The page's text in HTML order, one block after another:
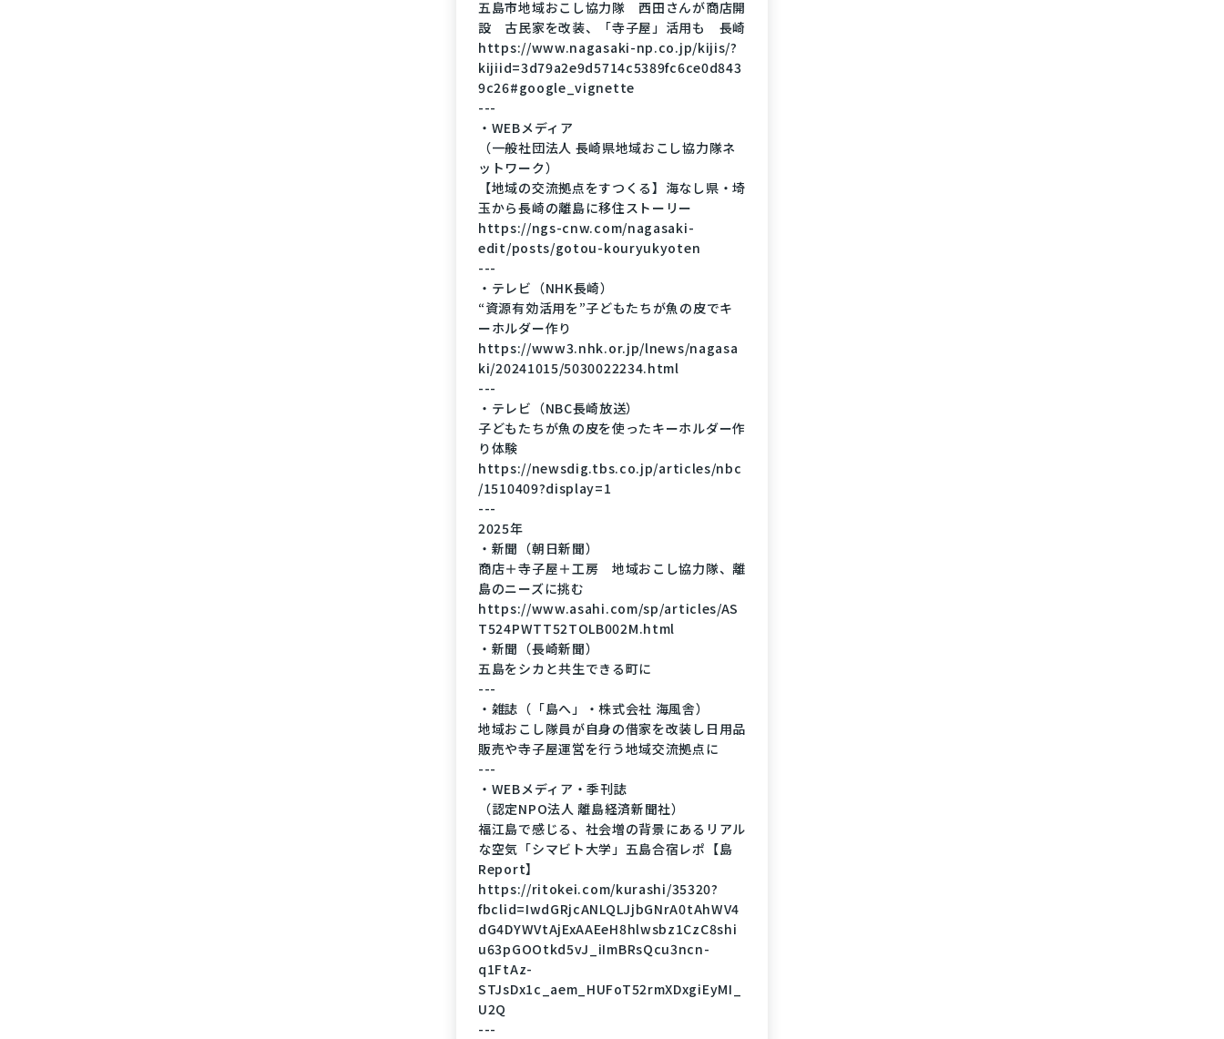
price：4,400 yen, tax included (per person)
time：30〜40 minutes
Language：Japanese or English
・Map & Access
https://maps.app.goo.gl/RCWp1EjMUmMB4w
GC7?g_st=com.google.maps.preview.copy
・please feel free to contact me.
SNS or E-mail (as below).
〈体験：海の素材を使った作品づくり〉
海でとれた素材を使って「ものづくり」してい
る工房の見学と作業を体験できます。
日程：※休みの日以外
時間：16:30〜18:00のどこか
30〜40分 4,400円（1名様あたり）
※1日1組限定。最大3名まで。
※事前ご予約制
※「体験ブース」への入室は、体験される方の
みでお願いしております。
＜小中学生向け・「寺子屋」のご案内＞
・日程：※休みの日以外
・時間：16:30〜18:00
・人数：1グループ・2〜5名で開催
・料金：1名・1回・税込1,200円
体験や見学をご希望の場合など、お気軽にお
問合せくださいませ。
※事前ご予約制
※送迎が必要な場合は、恐れ入りますが保護
＜よくあるご質問・お問合せ＞
・駐車場について
恐れ入りますが、施設に駐車場はございませ
ん。
施設から徒歩数分の公園駐車場をご案内して
おります。
※ご参考：施設から公園までの地図
https://maps.app.goo.gl/tYkukmUr4fzkekTG
9?g_st=ig
五島市地域おこし協力隊 西田さんが商店開
設 古民家を改装、「寺子屋」活用も 長崎
https://www.nagasaki-np.co.jp/kijis/?
kijiid=3d79a2e9d5714c5389fc6ce0d843
9c26#google_vignette
---
・WEBメディア
（一般社団法人 長崎県地域おこし協力隊ネ
ットワーク）
【地域の交流拠点をすつくる】海なし県・埼
玉から長崎の離島に移住ストーリー
https://ngs-cnw.com/nagasaki-
edit/posts/gotou-kouryukyoten
---
・テレビ（NHK長崎）
“資源有効活用を”子どもたちが魚の皮でキ
ーホルダー作り
https://www3.nhk.or.jp/lnews/nagasa
ki/20241015/5030022234.html
---
・テレビ（NBC長崎放送）
子どもたちが魚の皮を使ったキーホルダー作
り体験
https://newsdig.tbs.co.jp/articles/nbc
/1510409?display=1
---
2025年
・新聞（朝日新聞）
商店＋寺子屋＋工房 地域おこし協力隊、離
島のニーズに挑む
https://www.asahi.com/sp/articles/AS
T524PWTT52TOLB002M.html
・新聞（長崎新聞）
五島をシカと共生できる町に
---
・雑誌（「島へ」・株式会社 海風舎）
地域おこし隊員が自身の借家を改装し日用品
販売や寺子屋運営を行う地域交流拠点に
---
・WEBメディア・季刊誌
（認定NPO法人 離島経済新聞社）
福江島で感じる、社会増の背景にあるリアル
な空気「シマビト大学」五島合宿レポ【島
Report】
https://ritokei.com/kurashi/35320?
fbclid=IwdGRjcANLQLJjbGNrA0tAhWV4
dG4DYWVtAjExAAEeH8hlwsbz1CzC8shi
u63pGOOtkd5vJ_iImBRsQcu3ncn-
q1FtAz-
STJsDx1c_aem_HUFoT52rmXDxgiEyMI_
U2Q
---